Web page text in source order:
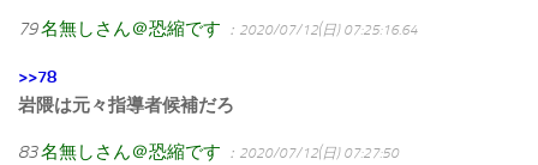
79名無しさん＠恐縮です ：2020/07/12(日) 07:25:16.64
>>78
岩隈は元々指導者候補だろ
83名無しさん＠恐縮です ：2020/07/12(日) 07:27:50